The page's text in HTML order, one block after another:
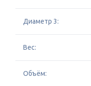
Диаметр 3:
Вес:
Объём: